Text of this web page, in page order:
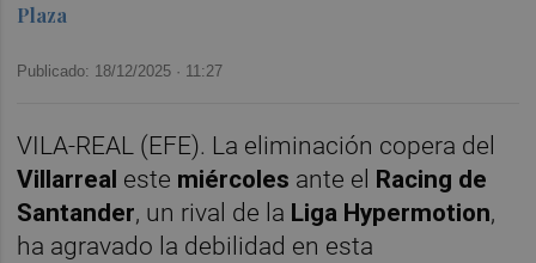
Plaza
Publicado: 18/12/2025 · 11:27
VILA-REAL (EFE). La eliminación copera del
Villarreal este miércoles ante el Racing de
Santander, un rival de la Liga Hypermotion,
ha agravado la debilidad en esta